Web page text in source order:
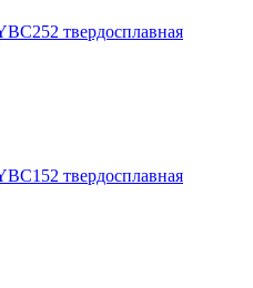
твердосплавная
твердосплавная